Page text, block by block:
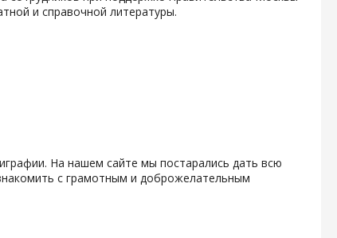
и справочной литературы.
На нашем сайте мы постарались дать всю
с грамотным и доброжелательным